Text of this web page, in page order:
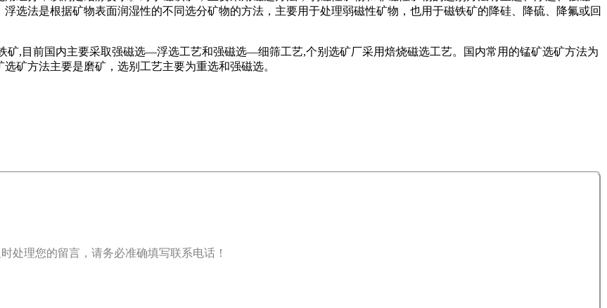
选法是根据矿物表面润湿性的不同选分矿物的方法，主要用于处理弱磁性矿物，也用于磁铁矿的降硅、降硫、降氟或回
矿,目前国内主要采取强磁选—浮选工艺和强磁选—细筛工艺,个别选矿厂采用焙烧磁选工艺。国内常用的锰矿选矿方法为
矿方法主要是磨矿，选别工艺主要为重选和强磁选。
处理您的留言，请务必准确填写联系电话！